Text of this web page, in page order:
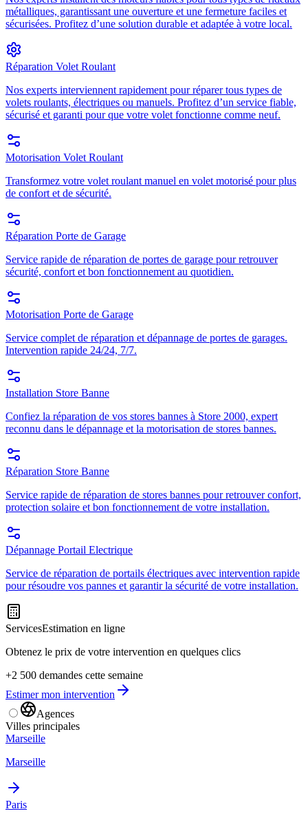
métalliques, garantissant une ouverture et une fermeture faciles et
sécurisées. Profitez d’une solution durable et adaptée à votre local.
Réparation Volet Roulant
Nos experts interviennent rapidement pour réparer tous types de
volets roulants, électriques ou manuels. Profitez d’un service fiable,
sécurisé et garanti pour que votre volet fonctionne comme neuf.
Motorisation Volet Roulant
Transformez votre volet roulant manuel en volet motorisé pour plus
de confort et de sécurité.
Réparation Porte de Garage
Service rapide de réparation de portes de garage pour retrouver
sécurité, confort et bon fonctionnement au quotidien.
Motorisation Porte de Garage
Service complet de réparation et dépannage de portes de garages.
Intervention rapide 24/24, 7/7.
Installation Store Banne
Confiez la réparation de vos stores bannes à Store 2000, expert
reconnu dans le dépannage et la motorisation de stores bannes.
Réparation Store Banne
Service rapide de réparation de stores bannes pour retrouver confort,
protection solaire et bon fonctionnement de votre installation.
Dépannage Portail Electrique
Service de réparation de portails électriques avec intervention rapide
pour résoudre vos pannes et garantir la sécurité de votre installation.
ServicesEstimation en ligne
Obtenez le prix de votre intervention en quelques clics
+2 500 demandes cette semaine
Estimer mon intervention
Agences
Villes principales
Marseille
Marseille
Paris